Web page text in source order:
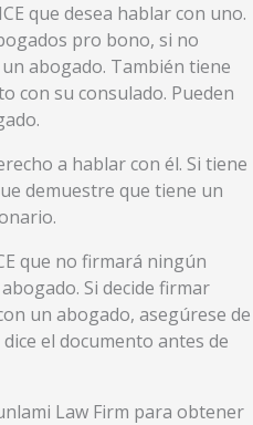
que desea hablar con uno.
pro bono, si no
abogado. También tiene
con su consulado. Pueden
a hablar con él. Si tiene
demuestre que tiene un
que no firmará ningún
Si decide firmar
un abogado, asegúrese de
el documento antes de
Law Firm para obtener